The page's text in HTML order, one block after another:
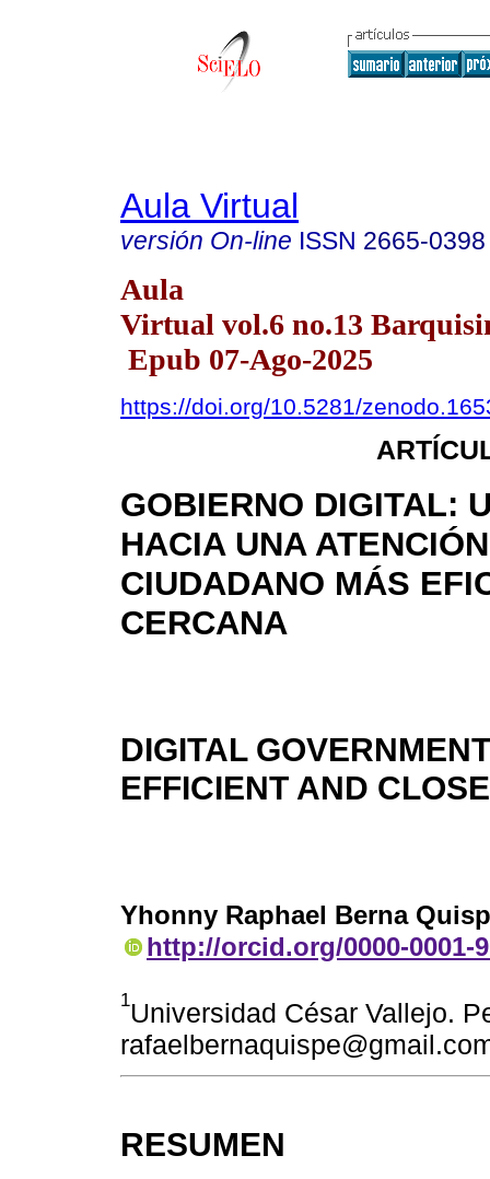
Aula Virtual
versión On-line ISSN 2665-0398
Aula
Virtual vol.6 no.13
Epub 07-Ago-2025
https://doi.org/10.5281/
GOBIERNO DIGITAL:
HACIA UNA
CIUDADANO MÁS
CERCANA
DIGITAL
EFFICIENT AND
Yhonny Raphael Berna
http://orcid.org/0000-0001-
1Universidad César Vallejo.
RESUMEN